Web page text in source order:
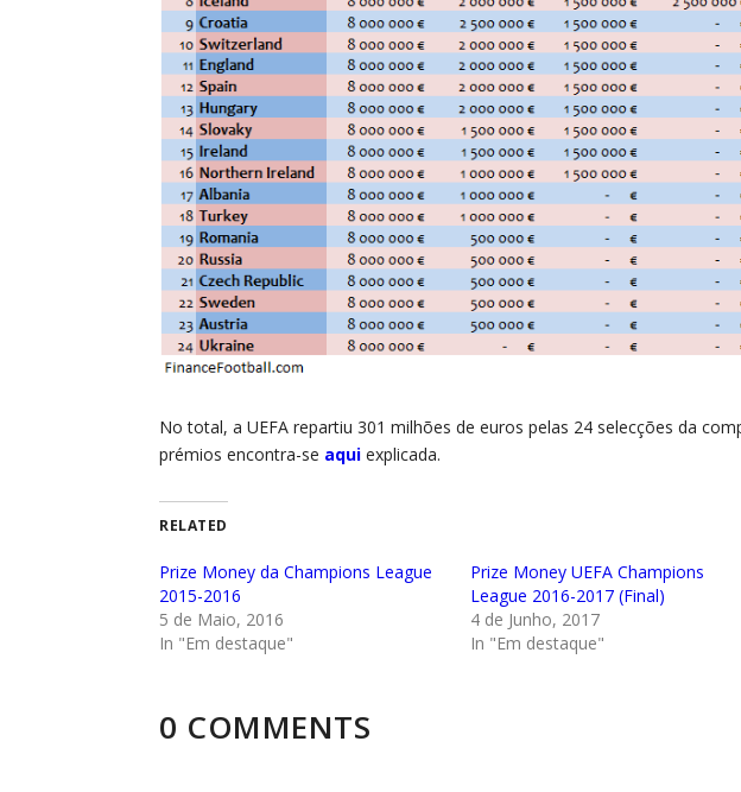
No total, a UEFA repartiu 301 milhões de euros pelas 24 selecções da
prémios encontra-se aqui explicada.
RELATED
Prize Money da Champions League
2015-2016
5 de Maio, 2016
In "Em destaque"
Prize Money UEFA Champions
League 2016-2017 (Final)
4 de Junho, 2017
In "Em destaque"
0 COMMENTS